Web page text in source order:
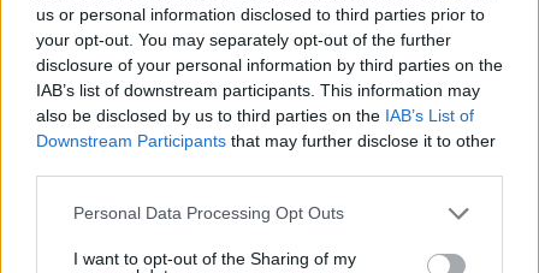
us or personal information disclosed to third parties prior to
your opt-out. You may separately opt-out of the further
disclosure of your personal information by third parties on the
IAB’s list of downstream participants. This information may
also be disclosed by us to third parties on the IAB’s List of
Downstream Participants that may further disclose it to other
Please note that this website/app uses one or more Google
not limited to your visit or usage behaviour. You may click to
Personal Data Processing Opt Outs
I want to opt-out of the Sharing of my
Ειδήσεις Δημοφιλή Σχολιασμένα
Δοκιμάζουμε την Porsche 911 Turbo S - Πόσο κοστίζει
στην Ελλάδα;
Συνελήφθη αστυνομικός για επικίνδυνη οδήγηση και